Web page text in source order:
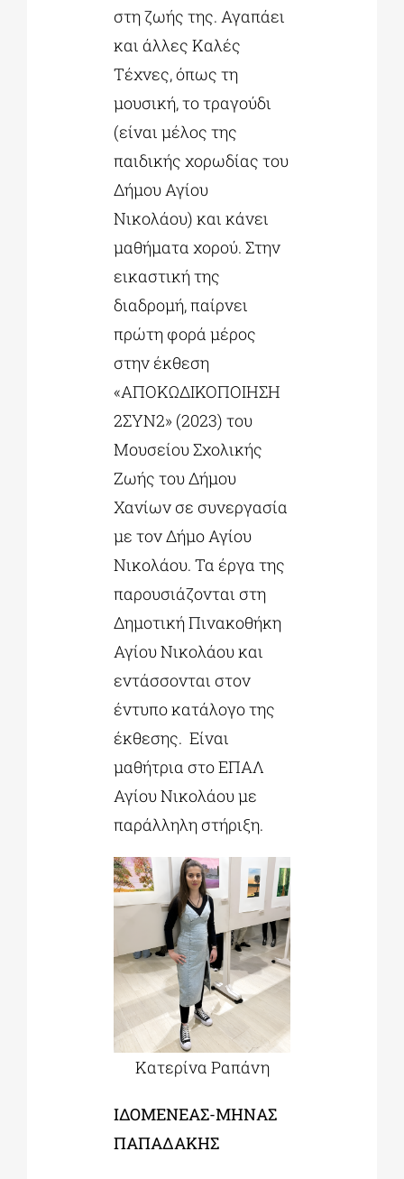
στη ζωής της. Αγαπάει
και άλλες Καλές
Τέχνες, όπως τη
μουσική, το τραγούδι
(είναι μέλος της
παιδικής χορωδίας του
Δήμου Αγίου
Νικολάου) και κάνει
μαθήματα χορού. Στην
εικαστική της
διαδρομή, παίρνει
πρώτη φορά μέρος
στην έκθεση
«ΑΠΟΚΩΔΙΚΟΠΟΙΗΣΗ
2ΣΥΝ2» (2023) του
Μουσείου Σχολικής
Ζωής του Δήμου
Χανίων σε συνεργασία
με τον Δήμο Αγίου
Νικολάου. Τα έργα της
παρουσιάζονται στη
Δημοτική Πινακοθήκη
Αγίου Νικολάου και
εντάσσονται στον
έντυπο κατάλογο της
έκθεσης. Είναι
μαθήτρια στο ΕΠΑΛ
Αγίου Νικολάου με
παράλληλη στήριξη.
Κατερίνα Ραπάνη
ΙΔΟΜΕΝΕΑΣ-ΜΗΝΑΣ
ΠΑΠΑΔΑΚΗΣ